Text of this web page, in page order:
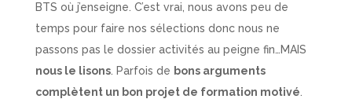
BTS où j’enseigne. C’est vrai, nous avons peu de
temps pour faire nos sélections donc nous ne
passons pas le dossier activités au peigne fin…MAIS
nous le lisons. Parfois de bons arguments
complètent un bon projet de formation motivé